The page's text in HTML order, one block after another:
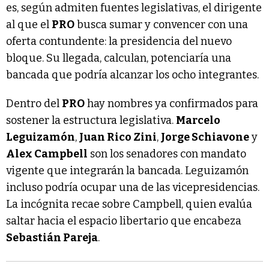
es, según admiten fuentes legislativas, el dirigente
al que el PRObusca sumar y convencer con una
oferta contundente: la presidencia del nuevo
bloque. Su llegada, calculan, potenciaría una
bancada que podría alcanzar los ocho integrantes.
Dentro del PROhay nombres ya confirmados para
sostener la estructura legislativa. Marcelo
Leguizamón, Juan Rico Zini, Jorge Schiavoney
Alex Campbell son los senadores con mandato
vigente que integrarán la bancada. Leguizamón
incluso podría ocupar una de las vicepresidencias.
La incógnita recae sobre Campbell, quien evalúa
saltar hacia el espacio libertario que encabeza
Sebastián Pareja.